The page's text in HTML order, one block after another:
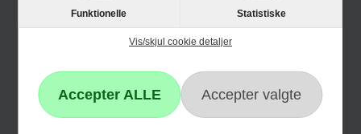
Funktionelle Statistiske
Vis/skjul cookie detaljer
Informationer
Om Hvidevareshoppen.dk